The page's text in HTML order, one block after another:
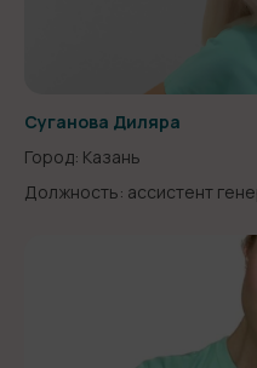
Суганова Диляра
Город: Казань
Должность: ассистент